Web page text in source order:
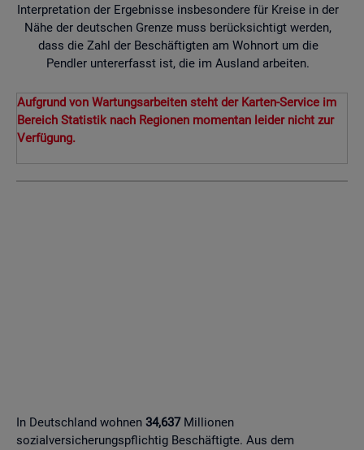
Interpretation der Ergebnisse insbesondere für Kreise in der
Nähe der deutschen Grenze muss berücksichtigt werden,
dass die Zahl der Beschäftigten am Wohnort um die
Pendler untererfasst ist, die im Ausland arbeiten.
Aufgrund von Wartungsarbeiten steht der Karten-Service im
Bereich Statistik nach Regionen momentan leider nicht zur
Verfügung.
In Deutschland wohnen 34,637Millionen
sozialversicherungspflichtig Beschäftigte. Aus dem